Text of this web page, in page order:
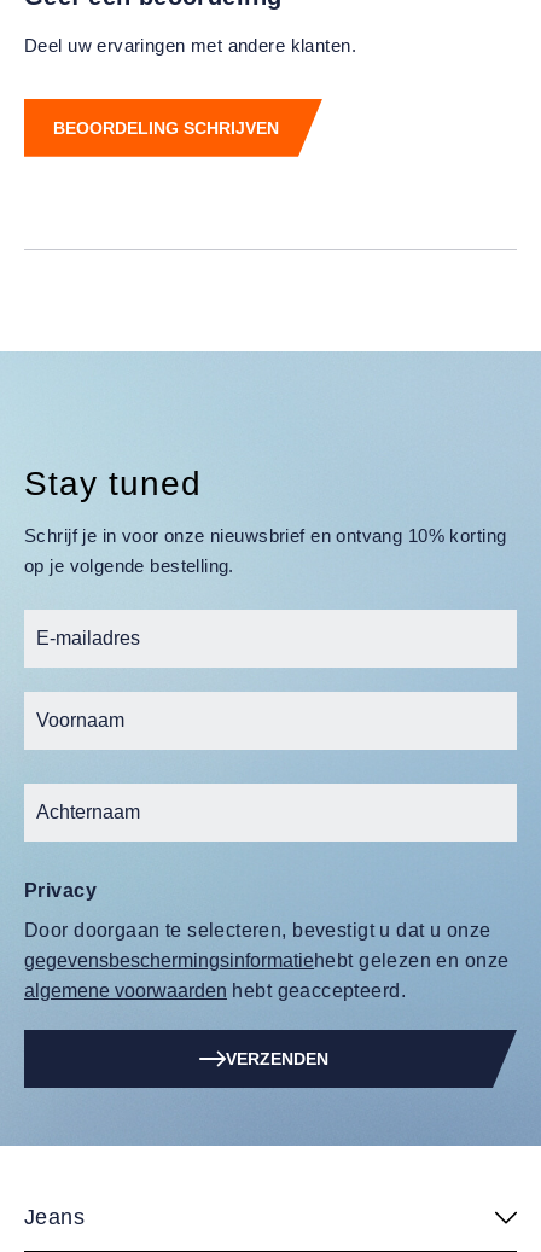
Deel uw ervaringen met andere klanten.
BEOORDELING SCHRIJVEN
Stay tuned
Schrijf je in voor onze nieuwsbrief en ontvang 10% korting
op je volgende bestelling.
Privacy
Door doorgaan te selecteren, bevestigt u dat u onze
gegevensbeschermingsinformatiehebt gelezen en onze
algemene voorwaarden hebt geaccepteerd.
VERZENDEN
Jeans